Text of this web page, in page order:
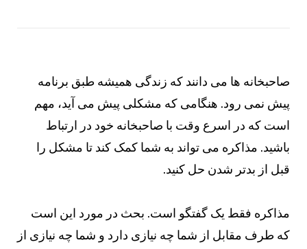
صاحبخانه ها می دانند که زندگی همیشه طبق برنامه
پیش نمی رود. هنگامی که مشکلی پیش می آید، مهم
است که در اسرع وقت با صاحبخانه خود در ارتباط
باشید. مذاکره می تواند به شما کمک کند تا مشکل را
قبل از بدتر شدن حل کنید.
مذاکره فقط یک گفتگو است. بحث در مورد این است
که طرف مقابل از شما چه نیازی دارد و شما چه نیازی از